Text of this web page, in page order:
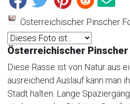
Österreichischer Pinscher
Österreichischer Pinscher
Diese Rasse ist von Natur aus
ausreichend Auslauf kann man
Stadt halten. Lange